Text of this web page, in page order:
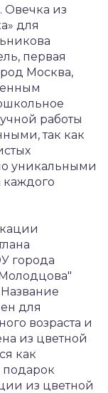
Овечка из
для
первая
Москва,
работы
так как
уникальными
каждого
города
для
возраста и
из цветной
как
из цветной